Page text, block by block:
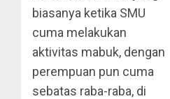
biasanya ketika SMU
cuma melakukan
aktivitas mabuk, dengan
perempuan pun cuma
sebatas raba-raba, di